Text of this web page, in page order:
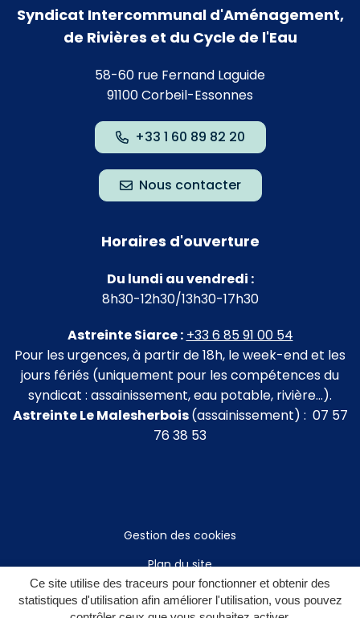
Ce site utilise des traceurs pour fonctionner et obtenir des
statistiques d'utilisation afin améliorer l'utilisation, vous pouvez
Syndicat Intercommunal d'Aménagement,
de Rivières et du Cycle de l'Eau
58-60 rue Fernand Laguide
91100 Corbeil-Essonnes
+33 1 60 89 82 20
Nous contacter
Horaires d'ouverture
Du lundi au vendredi :
8h30-12h30/13h30-17h30
Astreinte Siarce : +33 6 85 91 00 54
Pour les urgences, à partir de 18h, le week-end et les
jours fériés (uniquement pour les compétences du
syndicat : assainissement, eau potable, rivière…).
Astreinte Le Malesherbois(assainissement) : 07 57
76 38 53
Gestion des cookies
Plan du site
Mentions légales